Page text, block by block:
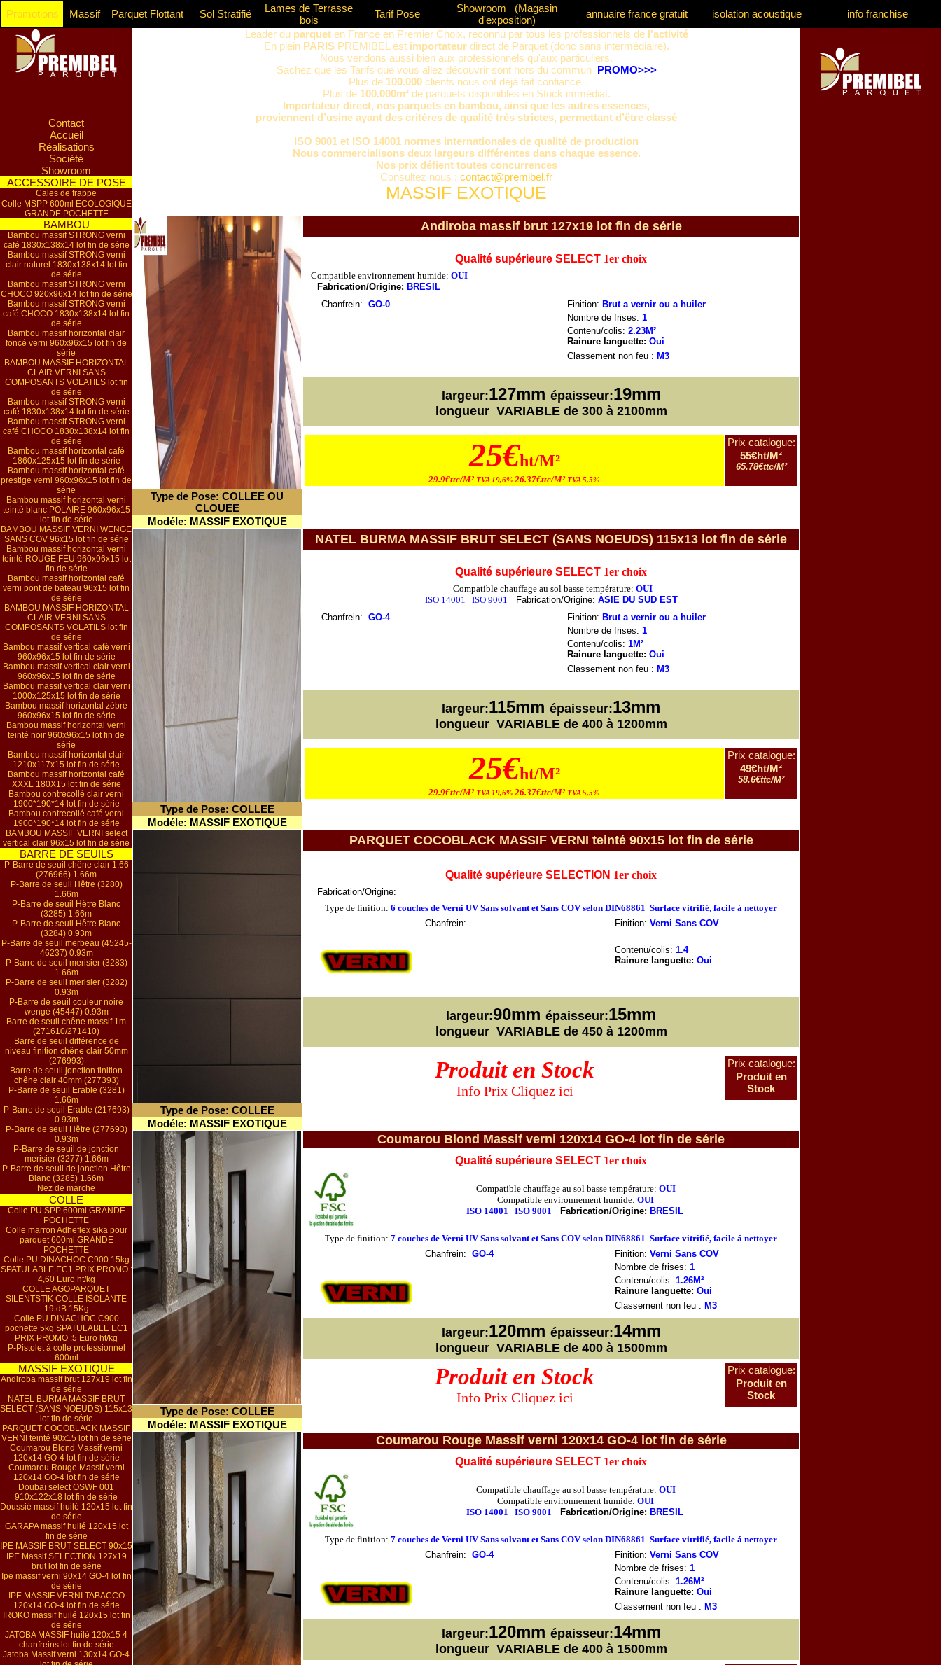
Promotions Massif Parquet Flottant Sol Stratifié
Lames de Terrasse
bois
Tarif Pose Showroom
(Magasin
d'exposition)
annuaire france gratuit isolation acoustique
info franchise
Leader du parqueten France en Premier Choix, reconnu par tous les professionnels de l'activité
En plein PARISPREMIBEL est importateurdirect de Parquet (donc sans intermédiaire).
Nous vendons aussi bien aux professionnels qu'aux particuliers.
Sachez que les Tarifs que vous allez découvrir sont hors du commun PROMO>>>
Plus de 100.000 clients nous ont déjà fait confiance.
Plus de 100.000m²de parquets disponibles en Stock immédiat.
Importateur direct, nos parquets en bambou, ainsi que les autres essences,
proviennent d’usine ayant des critères de qualité très strictes, permettant d’être classé
ISO 9001 et ISO 14001 normes internationales de qualité de production
Nous commercialisons deux largeurs différentes dans chaque essence.
Nos prix défient toutes concurrences
Consultez nous : contact@premibel.fr
MASSIF EXOTIQUE
Type de Pose: COLLEE OU
CLOUEE
Modéle: MASSIF EXOTIQUE
Andiroba massif brut 127x19 lot fin de série
Qualité supérieure SELECT 1er choix
Compatible environnement humide: OUI
Fabrication/Origine: BRESIL
Chanfrein: GO-0 Finition: Brut a vernir ou a huiler
Nombre de frises: 1
Contenu/colis: 2.23M²
Rainure languette: Oui
Classement non feu : M3
largeur:127mm épaisseur:19mm
longueur VARIABLE de 300 à 2100mm
25€ht/M²
29.9€ttc/M²TVA 19,6% 26.37€ttc/M²TVA 5,5%
Prix catalogue:
55€ht/M²
65.78€ttc/M²
Type de Pose: COLLEE
Modéle: MASSIF EXOTIQUE
NATEL BURMA MASSIF BRUT SELECT (SANS NOEUDS) 115x13 lot fin de série
Qualité supérieure SELECT 1er choix
Compatible chauffage au sol basse température: OUI
ISO 14001
ISO 9001 Fabrication/Origine: ASIE DU SUD EST
Chanfrein: GO-4 Finition: Brut a vernir ou a huiler
Nombre de frises: 1
Contenu/colis: 1M²
Rainure languette: Oui
Classement non feu : M3
largeur:115mm épaisseur:13mm
longueur VARIABLE de 400 à 1200mm
25€ht/M²
29.9€ttc/M²TVA 19,6% 26.37€ttc/M²TVA 5,5%
Prix catalogue:
49€ht/M²
58.6€ttc/M²
Type de Pose: COLLEE
Modéle: MASSIF EXOTIQUE
PARQUET COCOBLACK MASSIF VERNI teinté 90x15 lot fin de série
Qualité supérieure SELECTION 1er choix
Fabrication/Origine:
Type de finition: 6 couches de Verni UV Sans solvant et Sans COV selon DIN68861 Surface vitrifié, facile á nettoyer
Chanfrein: Finition: Verni Sans COV
Contenu/colis: 1.4
Rainure languette: Oui
largeur:90mm épaisseur:15mm
longueur VARIABLE de 450 à 1200mm
Produit en Stock
Info Prix Cliquez ici
Prix catalogue:
Produit en
Stock
Type de Pose: COLLEE
Modéle: MASSIF EXOTIQUE
Coumarou Blond Massif verni 120x14 GO-4 lot fin de série
Qualité supérieure SELECT 1er choix
Compatible chauffage au sol basse température: OUI
Compatible environnement humide: OUI
ISO 14001
ISO 9001 Fabrication/Origine: BRESIL
Type de finition: 7 couches de Verni UV Sans solvant et Sans COV selon DIN68861 Surface vitrifié, facile á nettoyer
Chanfrein: GO-4 Finition: Verni Sans COV
Nombre de frises: 1
Contenu/colis: 1.26M²
Rainure languette: Oui
Classement non feu : M3
largeur:120mm épaisseur:14mm
longueur VARIABLE de 400 à 1500mm
Produit en Stock
Info Prix Cliquez ici
Prix catalogue:
Produit en
Stock
Coumarou Rouge Massif verni 120x14 GO-4 lot fin de série
Qualité supérieure SELECT 1er choix
Compatible chauffage au sol basse température: OUI
Compatible environnement humide: OUI
ISO 14001
ISO 9001 Fabrication/Origine: BRESIL
Type de finition: 7 couches de Verni UV Sans solvant et Sans COV selon DIN68861 Surface vitrifié, facile á nettoyer
Chanfrein: GO-4 Finition: Verni Sans COV
Nombre de frises: 1
Contenu/colis: 1.26M²
Rainure languette: Oui
Classement non feu : M3
largeur:120mm épaisseur:14mm
longueur VARIABLE de 400 à 1500mm
Contact
Accueil
Réalisations
Société
Showroom
ACCESSOIRE DE POSE
Cales de frappe
Colle MSPP 600ml ECOLOGIQUE
GRANDE POCHETTE
BAMBOU
Bambou massif STRONG verni
café 1830x138x14 lot fin de série
Bambou massif STRONG verni
clair naturel 1830x138x14 lot fin
de série
Bambou massif STRONG verni
CHOCO 920x96x14 lot fin de série
Bambou massif STRONG verni
café CHOCO 1830x138x14 lot fin
de série
Bambou massif horizontal clair
foncé verni 960x96x15 lot fin de
série
BAMBOU MASSIF HORIZONTAL
CLAIR VERNI SANS
COMPOSANTS VOLATILS lot fin
de série
Bambou massif STRONG verni
café 1830x138x14 lot fin de série
Bambou massif STRONG verni
café CHOCO 1830x138x14 lot fin
de série
Bambou massif horizontal café
1860x125x15 lot fin de série
Bambou massif horizontal café
prestige verni 960x96x15 lot fin de
série
Bambou massif horizontal verni
teinté blanc POLAIRE 960x96x15
lot fin de série
BAMBOU MASSIF VERNI WENGE
SANS COV 96x15 lot fin de série
Bambou massif horizontal verni
teinté ROUGE FEU 960x96x15 lot
fin de série
Bambou massif horizontal café
verni pont de bateau 96x15 lot fin
de série
BAMBOU MASSIF HORIZONTAL
CLAIR VERNI SANS
COMPOSANTS VOLATILS lot fin
de série
Bambou massif vertical café verni
960x96x15 lot fin de série
Bambou massif vertical clair verni
960x96x15 lot fin de série
Bambou massif vertical clair verni
1000x125x15 lot fin de série
Bambou massif horizontal zébré
960x96x15 lot fin de série
Bambou massif horizontal verni
teinté noir 960x96x15 lot fin de
série
Bambou massif horizontal clair
1210x117x15 lot fin de série
Bambou massif horizontal café
XXXL 180X15 lot fin de série
Bambou contrecollé clair verni
1900*190*14 lot fin de série
Bambou contrecollé café verni
1900*190*14 lot fin de série
BAMBOU MASSIF VERNI select
vertical clair 96x15 lot fin de série
BARRE DE SEUILS
P-Barre de seuil chêne clair 1.66
(276966) 1.66m
P-Barre de seuil Hêtre (3280)
1.66m
P-Barre de seuil Hêtre Blanc
(3285) 1.66m
P-Barre de seuil Hêtre Blanc
(3284) 0.93m
P-Barre de seuil merbeau (45245-
46237) 0.93m
P-Barre de seuil merisier (3283)
1.66m
P-Barre de seuil merisier (3282)
0.93m
P-Barre de seuil couleur noire
wengé (45447) 0.93m
Barre de seuil chêne massif 1m
(271610/271410)
Barre de seuil différence de
niveau finition chêne clair 50mm
(276993)
Barre de seuil jonction finition
chêne clair 40mm (277393)
P-Barre de seuil Erable (3281)
1.66m
P-Barre de seuil Erable (217693)
0.93m
P-Barre de seuil Hêtre (277693)
0.93m
P-Barre de seuil de jonction
merisier (3277) 1.66m
P-Barre de seuil de jonction Hêtre
Blanc (3285) 1.66m
Nez de marche
COLLE
Colle PU SPP 600ml GRANDE
POCHETTE
Colle marron Adheflex sika pour
parquet 600ml GRANDE
POCHETTE
Colle PU DINACHOC C900 15kg
SPATULABLE EC1 PRIX PROMO :
4,60 Euro ht/kg
COLLE AGOPARQUET
SILENTSTIK COLLE ISOLANTE
19 dB 15Kg
Colle PU DINACHOC C900
pochette 5kg SPATULABLE EC1
PRIX PROMO :5 Euro ht/kg
P-Pistolet à colle professionnel
600ml
MASSIF EXOTIQUE
Andiroba massif brut 127x19 lot fin
de série
NATEL BURMA MASSIF BRUT
SELECT (SANS NOEUDS) 115x13
lot fin de série
PARQUET COCOBLACK MASSIF
VERNI teinté 90x15 lot fin de série
Coumarou Blond Massif verni
120x14 GO-4 lot fin de série
Coumarou Rouge Massif verni
120x14 GO-4 lot fin de série
Doubaï select OSWF 001
910x122x18 lot fin de série
Doussié massif huilé 120x15 lot fin
de série
GARAPA massif huilé 120x15 lot
fin de série
IPE MASSIF BRUT SELECT 90x15
IPE Massif SELECTION 127x19
brut lot fin de série
Ipe massif verni 90x14 GO-4 lot fin
de série
IPE MASSIF VERNI TABACCO
120x14 GO-4 lot fin de série
IROKO massif huilé 120x15 lot fin
de série
JATOBA MASSIF huilé 120x15 4
chanfreins lot fin de série
Jatoba Massif verni 130x14 GO-4